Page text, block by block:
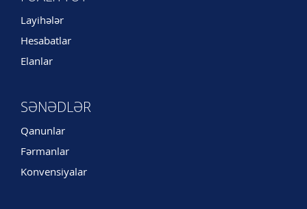
Layihələr
Hesabatlar
Elanlar
SƏNƏDLƏR
Qanunlar
Fərmanlar
Konvensiyalar